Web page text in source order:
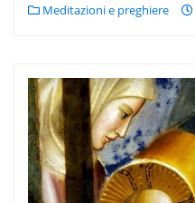
Meditazioni e preghiere